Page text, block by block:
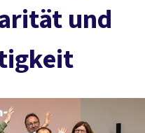
und